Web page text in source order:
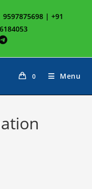
| +91
0 Menu